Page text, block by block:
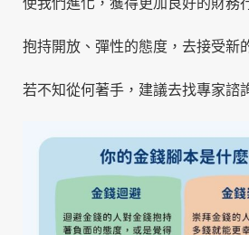
抱持開放、彈性的態度，去接受新
若不知從何著手，建議去找專家諮